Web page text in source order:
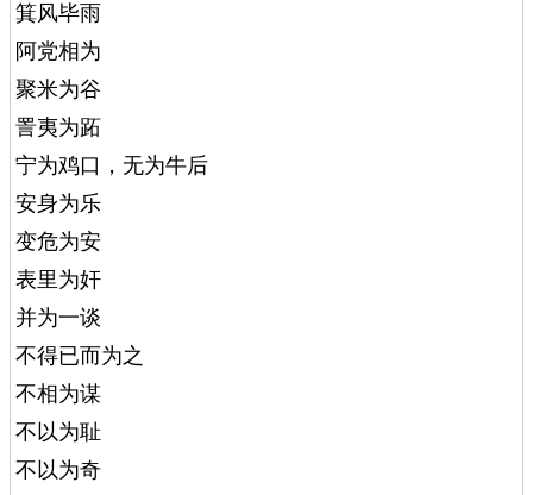
箕风毕雨
阿党相为
聚米为谷
詈夷为跖
宁为鸡口，无为牛后
安身为乐
变危为安
表里为奸
并为一谈
不得已而为之
不相为谋
不以为耻
不以为奇